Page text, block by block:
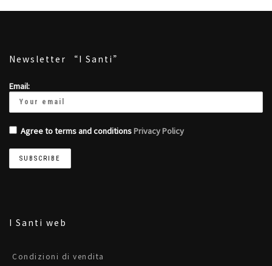
Newsletter “I Santi”
Email:
Agree to terms and conditionsPrivacy Policy
I Santi web
Condizioni di vendita